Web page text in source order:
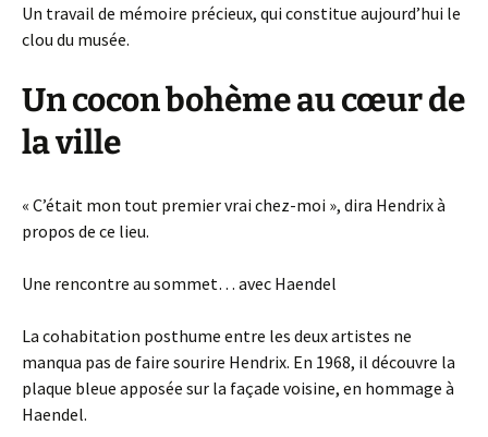
Un travail de mémoire précieux, qui constitue aujourd’hui le
clou du musée.
Un cocon bohème au cœur de
la ville
« C’était mon tout premier vrai chez-moi », dira Hendrix à
propos de ce lieu.
Une rencontre au sommet… avec Haendel
La cohabitation posthume entre les deux artistes ne
manqua pas de faire sourire Hendrix. En 1968, il découvre la
plaque bleue apposée sur la façade voisine, en hommage à
Haendel.